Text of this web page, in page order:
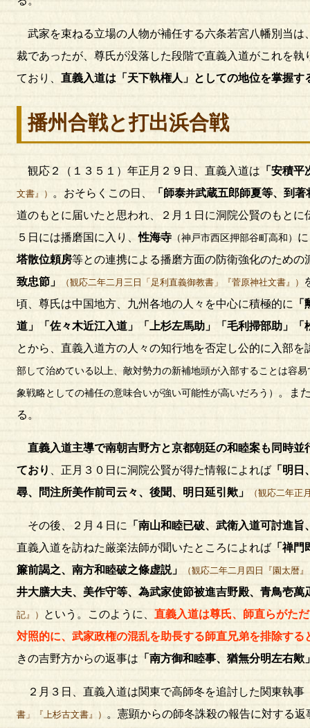
武家を束ねる立場の人物が補任する六条若宮八幡別当
裁であったが、尊氏が没落した段階で直義入道がこれを
ており、 直義入道は「天下執権人」としての地位を掌握す
播州合戦と打出浜合戦
観応２（１３５１）年正月２９日、直義入道は 「安積平
文書』） 。おそらくこの日、 「師泰并武蔵五郎師夏等、到
道のもとに届いたと思われ、２月１日に洞院公賢のもと
５日には播磨国に入り、性海寺 （神戸市西区押部谷町高和） に
塔散位頼房等との連携による播磨方面の防衛強化のための
致忠節」
（観応二年二月三日「足利直義御教書」『菅原神社文書』）
頃、尊氏は中国地方、九州各地の人々を中心に積極的に
道」「佐々木近江入道」「上杉左馬助」「毛利掃部助」
とから、直義入道方の人々の知行地を否定し公的に入部
部して治めている以上、敵対勢力の新補地頭が入部することは容
象戦略としての補任の意味合いが強い可能性が高いだろう）
。ま
る。
直義入道主導で南朝吉野方と京都朝廷の和睦案も同時
ており
、正月３０日に洞院公賢が得た情報によれば「明日
尋、問注所美作前司云々、後聞、明日延引歟」
（観応二年正
その後、２月４日に
「南山和睦已破、武衛入道可討進旨
直義入道を訪ねた厳楽法師が聞いたところによれば「禅門
簾前謁之、南方和睦破之條虚説」
（観応二年二月四日『園太暦
井大膳大夫、美作守等、為武家使節被進吉野殿、青鳥壱
記』） という。このように、 直義入道は尊氏、師直らがた
対照的に、武家政権の混乱を助長する師直兄弟を排除す
きの吉野方からの返事は 「南方御和睦事、猶無分明左右歟
２月３日、直義入道は関東で高師冬を追討した関東執事
書」『上杉古文書』）
。憲顕からの師冬誅殺の報告に対する